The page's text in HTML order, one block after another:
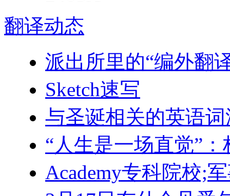
翻译动态
派出所里的“编外翻
Sketch速写
与圣诞相关的英语词
“人生是一场直觉”
Academy专科院校;